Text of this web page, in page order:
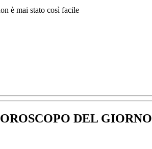
OROSCOPO DEL GIORNO